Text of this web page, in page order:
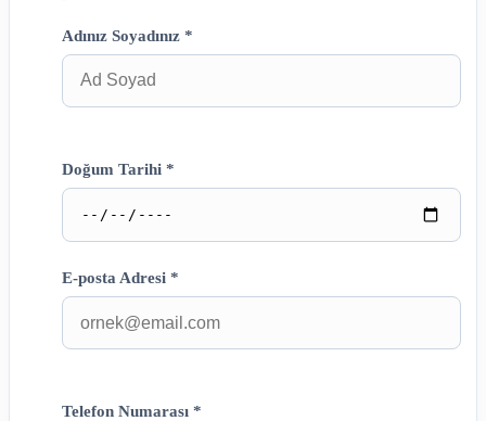
Adınız Soyadınız *
Doğum Tarihi *
E-posta Adresi *
Telefon Numarası *